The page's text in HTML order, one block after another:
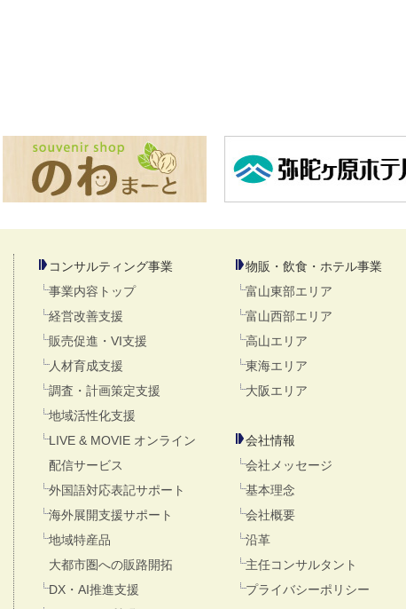
コンサルティング事業
事業内容トップ
経営改善支援
販売促進・VI支援
人材育成支援
調査・計画策定支援
地域活性化支援
LIVE & MOVIE オンライン
配信サービス
外国語対応表記サポート
海外展開支援サポート
地域特産品
大都市圏への販路開拓
DX・AI推進支援
物販・飲食・ホテル事業
富山東部エリア
富山西部エリア
高山エリア
東海エリア
大阪エリア
会社情報
会社メッセージ
基本理念
会社概要
沿革
主任コンサルタント
プライバシーポリシー